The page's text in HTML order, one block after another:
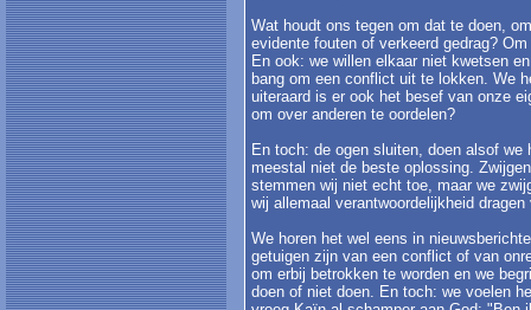
Wat houdt ons tegen om dat te doen,
evidente fouten of verkeerd gedrag?
En ook: we willen elkaar niet kwetsen
bang om een conflict uit te lokken. We
uiteraard is er ook het besef van onze
om over anderen te oordelen?
En toch: de ogen sluiten, doen alsof
meestal niet de beste oplossing.
stemmen wij niet echt toe, maar we
wij allemaal verantwoordelijkheid dragen
We horen het wel eens in
getuigen zijn van een conflict of van
om erbij betrokken te worden en we
doen of niet doen. En toch: we voelen